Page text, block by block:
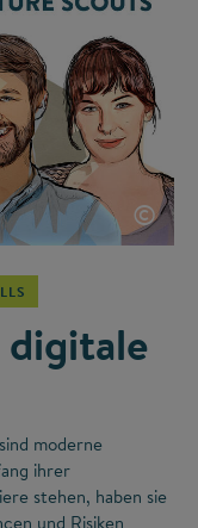
©
moderne
ihrer
stehen, haben sie
und Risiken